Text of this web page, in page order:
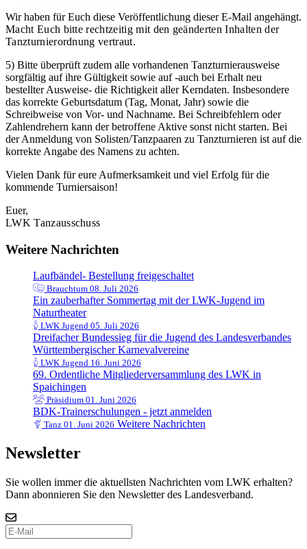
Wir haben für Euch diese Veröffentlichung dieser E-Mail angehängt.
Macht Euch bitte rechtzeitig mit den geänderten Inhalten der
Tanzturnierordnung vertraut.
5) Bitte überprüft zudem alle vorhandenen Tanzturnierausweise
sorgfältig auf ihre Gültigkeit sowie auf -auch bei Erhalt neu
bestellter Ausweise- die Richtigkeit aller Kerndaten. Insbesondere
das korrekte Geburtsdatum (Tag, Monat, Jahr) sowie die
Schreibweise von Vor- und Nachname. Bei Schreibfehlern oder
Zahlendrehern kann der betroffene Aktive sonst nicht starten. Bei
der Anmeldung von Solisten/Tanzpaaren zu Tanzturnieren ist auf die
korrekte Angabe des Namens zu achten.
Vielen Dank für eure Aufmerksamkeit und viel Erfolg für die
kommende Turniersaison!
Euer,
LWK Tanzausschuss
Weitere Nachrichten
Laufbändel- Bestellung freigeschaltet
Brauchtum 08. Juli 2026
Ein zauberhafter Sommertag mit der LWK-Jugend im
Naturtheater
LWK Jugend 05. Juli 2026
Dreifacher Bundessieg für die Jugend des Landesverbandes
Württembergischer Karnevalvereine
LWK Jugend 16. Juni 2026
69. Ordentliche Mitgliederversammlung des LWK in
Spaichingen
Präsidium 01. Juni 2026
BDK-Trainerschulungen - jetzt anmelden
Tanz 01. Juni 2026 Weitere Nachrichten
Newsletter
Sie wollen immer die aktuellsten Nachrichten vom LWK erhalten?
Dann abonnieren Sie den Newsletter des Landesverband.